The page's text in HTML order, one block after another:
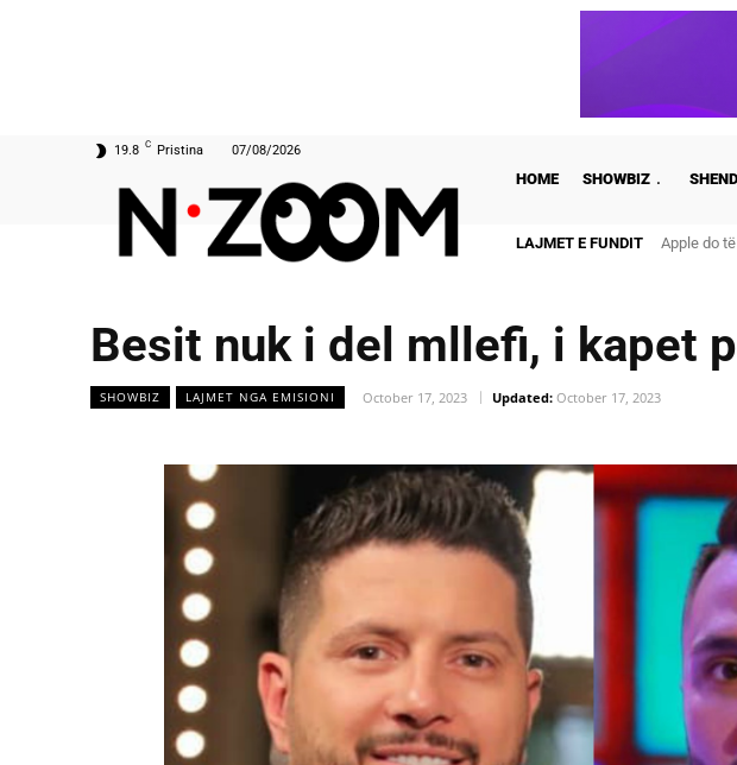
19.8 C Pristina 07/08/2026
HOME SHOWBIZ
LAJMET E FUNDITApple do të
Cristiano
Besit nuk i del mllefi, i kapet
SHOWBIZ LAJMET NGA EMISIONI October 17, 2023 Updated: October 17, 2023